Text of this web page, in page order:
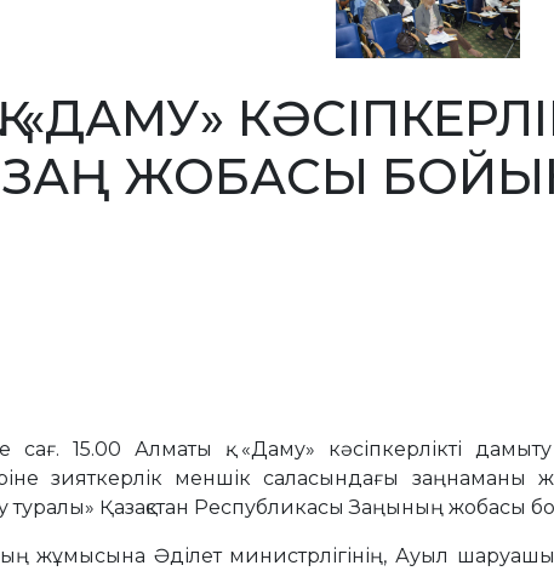
«ДАМУ»
ЗАҢ ЖОБАСЫ
сағ. 15.00 Алматы қ. «Даму» кәсіпкерлікті
зияткерлік меншік cаласындағы заңнаманы
туралы» Қазақстан Республикасы Заңының жобасы
жұмысына Әділет министрлігінің, Ауыл